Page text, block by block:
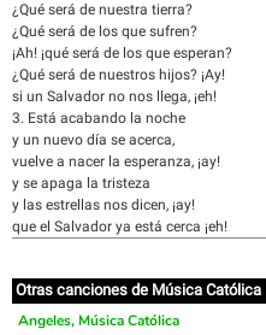
¿Qué será de nuestra tierra?
¿Qué será de los que sufren?
¡Ah! ¡qué será de los que esperan?
¿Qué será de nuestros hijos? ¡Ay!
si un Salvador no nos llega, ¡eh!
3. Está acabando la noche
y un nuevo día se acerca,
vuelve a nacer la esperanza, ¡ay!
y se apaga la tristeza
y las estrellas nos dicen, ¡ay!
que el Salvador ya está cerca ¡eh!
Otras canciones de Música Católica
Angeles, Música Católica